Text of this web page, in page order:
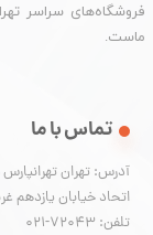
فروشگاه‌های سراسر
ماست.
تماس با ما
آدرس: تهران تهرانپارس
اتحاد خیابان یازدهم
تلفن: 72043-021